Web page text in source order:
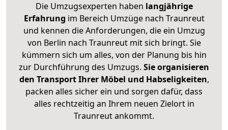
Die Umzugsexperten haben langjährige
Erfahrung im Bereich Umzüge nach Traunreut
und kennen die Anforderungen, die ein Umzug
von Berlin nach Traunreut mit sich bringt. Sie
kümmern sich um alles, von der Planung bis hin
zur Durchführung des Umzugs. Sie organisieren
den Transport Ihrer Möbel und Habseligkeiten,
packen alles sicher ein und sorgen dafür, dass
alles rechtzeitig an Ihrem neuen Zielort in
Traunreut ankommt.